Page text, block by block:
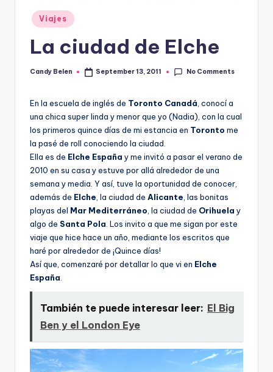
Posted
in
Viajes
La ciudad de Elche
Posted
Candy Belen September 13, 2011 No Comments
En la escuela de inglés de Toronto Canadá , conocí a
una chica super linda y menor que yo (Nadia), con la cual
los primeros quince días de mi estancia en Toronto me
la pasé de roll conociendo la ciudad.
Ella es de Elche España y me invitó a pasar el verano de
2010 en su casa y estuve por allá alrededor de una
semana y media. Y así, tuve la oportunidad de conocer,
además de Elche , la ciudad de Alicante , las bonitas
playas del Mar Mediterráneo , la ciudad de Orihuela y
algo de Santa Pola . Los invito a que me sigan por este
viaje que hice hace un año, mediante los escritos que
haré por alrededor de ¡Quince días!
Así que, comenzaré por detallar lo que vi en Elche
España
También te puede interesar leer: El Big
Ben y el London Eye